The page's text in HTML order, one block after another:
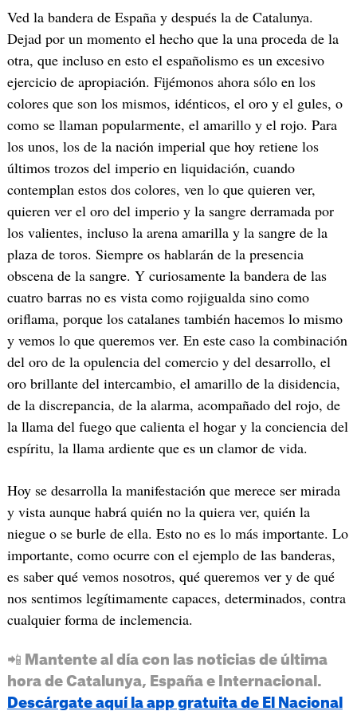
Ved la bandera de España y después la de Catalunya.
Dejad por un momento el hecho que la una proceda de la
otra, que incluso en esto el españolismo es un excesivo
ejercicio de apropiación. Fijémonos ahora sólo en los
colores que son los mismos, idénticos, el oro y el gules, o
como se llaman popularmente, el amarillo y el rojo. Para
los unos, los de la nación imperial que hoy retiene los
últimos trozos del imperio en liquidación, cuando
contemplan estos dos colores, ven lo que quieren ver,
quieren ver el oro del imperio y la sangre derramada por
los valientes, incluso la arena amarilla y la sangre de la
plaza de toros. Siempre os hablarán de la presencia
obscena de la sangre. Y curiosamente la bandera de las
cuatro barras no es vista como rojigualda sino como
oriflama, porque los catalanes también hacemos lo mismo
y vemos lo que queremos ver. En este caso la combinación
del oro de la opulencia del comercio y del desarrollo, el
oro brillante del intercambio, el amarillo de la disidencia,
de la discrepancia, de la alarma, acompañado del rojo, de
la llama del fuego que calienta el hogar y la conciencia del
espíritu, la llama ardiente que es un clamor de vida.
Hoy se desarrolla la manifestación que merece ser mirada
y vista aunque habrá quién no la quiera ver, quién la
niegue o se burle de ella. Esto no es lo más importante. Lo
importante, como ocurre con el ejemplo de las banderas,
es saber qué vemos nosotros, qué queremos ver y de qué
nos sentimos legítimamente capaces, determinados, contra
cualquier forma de inclemencia.
📲 Mantente al día con las noticias de última
hora de Catalunya, España e Internacional.
Descárgate aquí la app gratuita de El Nacional